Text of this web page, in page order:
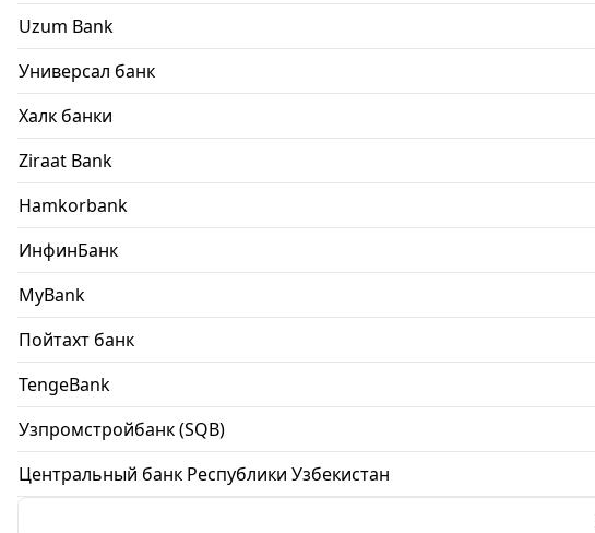
Uzum Bank
Универсал банк
Халк банки
Ziraat Bank
Hamkorbank
ИнфинБанк
MyBank
Пойтахт банк
TengeBank
Узпромстройбанк (SQB)
Центральный банк Республики Узбекистан